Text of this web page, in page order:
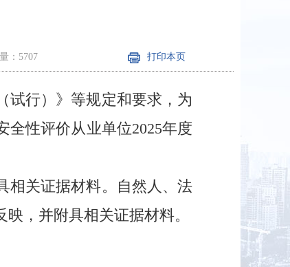
：5707 打印本页
试行）》等规定和要求，为
性评价从业单位2025年度
相关证据材料。自然人、法
，并附具相关证据材料。